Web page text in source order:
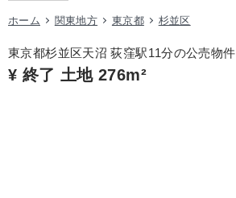
ホーム 関東地方 東京都 杉並区
東京都杉並区天沼 荻窪駅11分の公売物件
¥ 終了 土地 276m²